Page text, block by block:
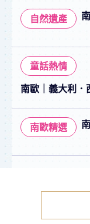
自然遺產
童話熱情
南歐｜義大利
南歐精選